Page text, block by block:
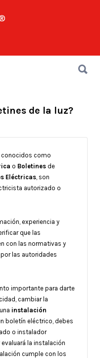
de la luz?
conocidos como
o Boletines de
Eléctricas , son
autorizado o
experiencia y
que las
con las normativas y
las autoridades
importante para darte
cambiar la
instalación
boletín eléctrico, debes
o instalador
la instalación
cumple con los